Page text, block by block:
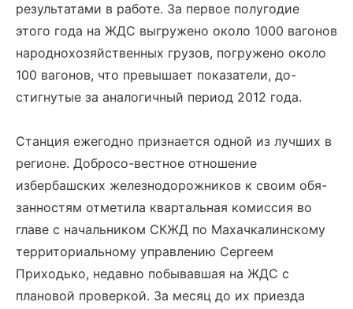
результатами в работе. За первое полугодие
этого года на ЖДС выгружено около 1000 вагонов
народнохозяйственных грузов, погружено около
100 вагонов, что превышает показатели, до-
стигнутые за аналогичный период 2012 года.
Станция ежегодно признается одной из лучших в
регионе. Добросо-вестное отношение
избербашских железнодорожников к своим обя-
занностям отметила квартальная комиссия во
главе с начальником СКЖД по Махачкалинскому
территориальному управлению Сергеем
Приходько, недавно побывавшая на ЖДС с
плановой проверкой. За месяц до их приезда